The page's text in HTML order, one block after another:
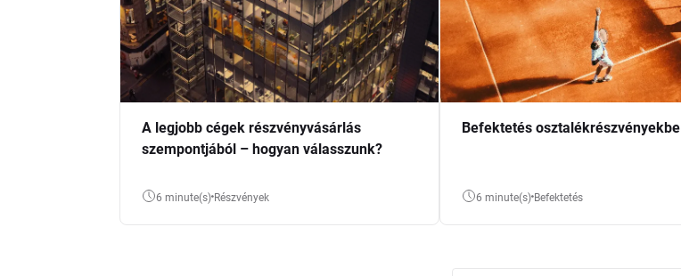
A legjobb cégek részvényvásárlás
szempontjából – hogyan válasszunk?
6 minute(s) Részvények
Befektetés osztalékrészvényekbe
6 minute(s) Befektetés